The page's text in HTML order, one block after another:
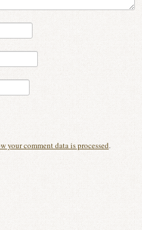
your comment data is processed.